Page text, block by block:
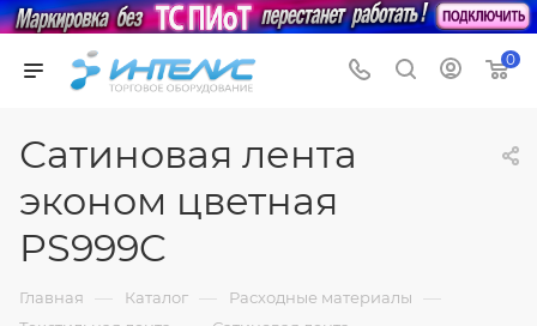
0
Сатиновая лента
эконом цветная
PS999C
Главная — Каталог — Расходные материалы —